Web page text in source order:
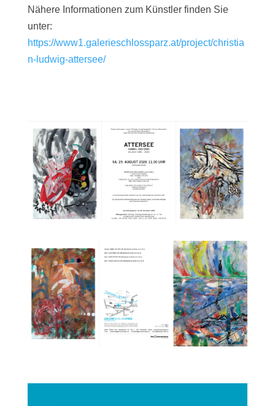
Nähere Informationen zum Künstler finden Sie
unter:
https://www1.galerieschlossparz.at/project/christia
n-ludwig-attersee/